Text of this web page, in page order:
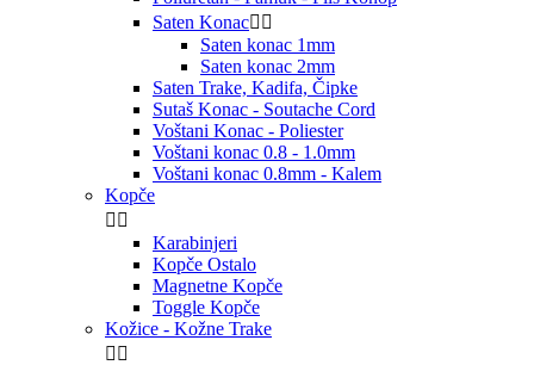
Saten Konac 
Saten konac 1mm
Saten konac 2mm
Saten Trake, Kadifa, Čipke
Sutaš Konac - Soutache Cord
Voštani Konac - Poliester
Voštani konac 0.8 - 1.0mm
Voštani konac 0.8mm - Kalem
Kopče
 
Karabinjeri
Kopče Ostalo
Magnetne Kopče
Toggle Kopče
Kožice - Kožne Trake
 